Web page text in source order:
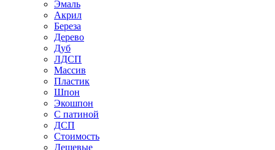
Эмаль
Акрил
Береза
Дерево
Дуб
ЛДСП
Массив
Пластик
Шпон
Экошпон
С патиной
ДСП
Стоимость
Дешевые